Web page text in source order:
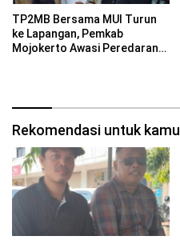
TP2MB Bersama MUI Turun
ke Lapangan, Pemkab
Mojokerto Awasi Peredaran
Rekomendasi untuk kamu